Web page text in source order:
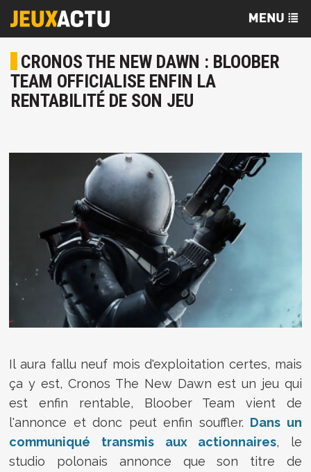
CRONOS THE NEW DAWN : BLOOBER
TEAM OFFICIALISE ENFIN LA
RENTABILITÉ DE SON JEU
Il aura fallu neuf mois d'exploitation certes, mais
ça y est, Cronos The New Dawn est un jeu qui
est enfin rentable, Bloober Team vient de
l'annonce et donc peut enfin souffler. Dans un
communiqué transmis aux actionnaires, le
studio polonais annonce que son titre de